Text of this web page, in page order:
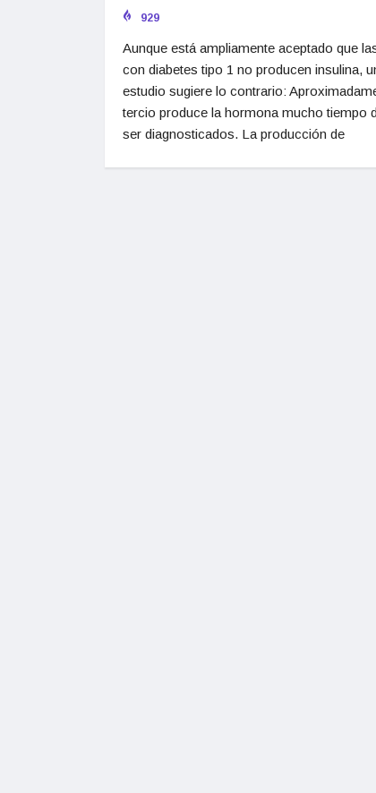
929
Aunque está ampliamente aceptado que
con diabetes tipo 1 no producen insulina,
estudio sugiere lo contrario:
tercio produce la hormona mucho tiempo
ser diagnosticados. La producción de